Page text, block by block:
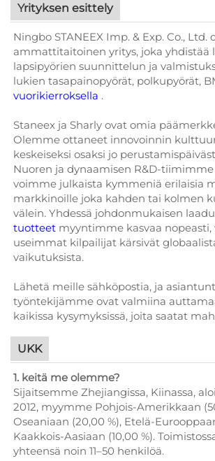
Yrityksen esittely
Ningbo STANEEX Imp. & Exp. Co., Ltd.
ammattitaitoinen yritys, joka yhdistää
lapsipyörien suunnittelun ja
lukien tasapainopyörät, polkupyörät,
vuorikierroksella .
Staneex ja Sharly ovat omia
Olemme ottaneet innovoinnin
keskeiseksi osaksi jo
Nuoren ja dynaamisen R&D-tiimimme
voimme julkaista kymmeniä erilaisia
markkinoille joka kahden tai kolmen
välein. Yhdessä johdonmukaisen
tuotteet myyntimme kasvaa nopeasti,
useimmat kilpailijat kärsivät
vaikutuksista.
Lähetä meille sähköpostia, ja
työntekijämme ovat valmiina
kaikissa kysymyksissä, joita saatat
UKK
1. keitä me olemme?
Sijaitsemme Zhejiangissa, Kiinassa,
2012, myymme Pohjois-Amerikkaan
Oseaniaan (20,00 %), Etelä-
Kaakkois-Aasiaan (10,00 %).
yhteensä noin 11–50 henkilöä.